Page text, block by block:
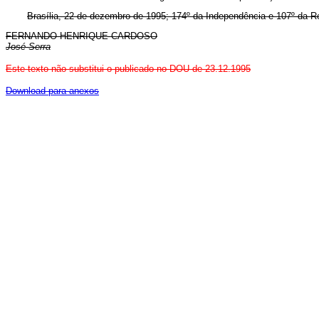
Brasília, 22 de dezembro de 1995; 174º da Independência e 107º da
FERNANDO HENRIQUE CARDOSO
José Serra
Este texto não substitui o publicado no DOU de 23.12.1995
Download para anexos